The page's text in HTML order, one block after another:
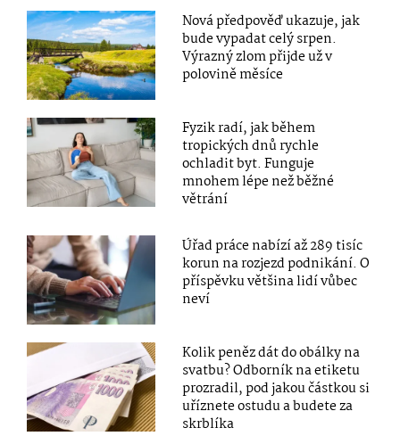
Nová předpověď ukazuje, jak
bude vypadat celý srpen.
Výrazný zlom přijde už v
polovině měsíce
Fyzik radí, jak během
tropických dnů rychle
ochladit byt. Funguje
mnohem lépe než běžné
větrání
Úřad práce nabízí až 289 tisíc
korun na rozjezd podnikání. O
příspěvku většina lidí vůbec
neví
Kolik peněz dát do obálky na
svatbu? Odborník na etiketu
prozradil, pod jakou částkou si
uříznete ostudu a budete za
skrblíka